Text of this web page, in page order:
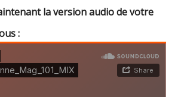
la version audio de votre
: